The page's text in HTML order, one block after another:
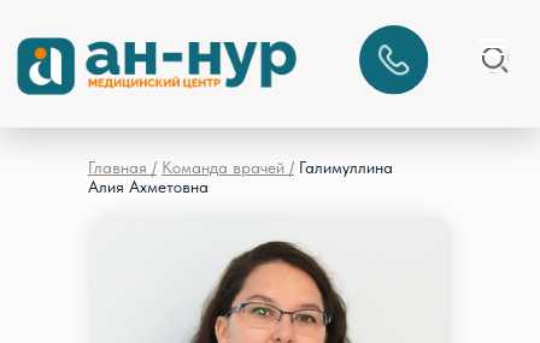
Главная / Команда врачей / Галимуллина
Алия Ахметовна